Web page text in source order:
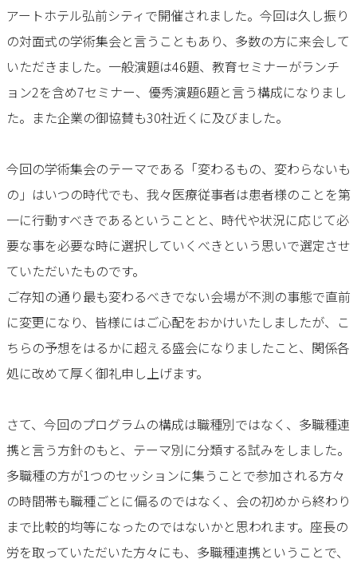
アートホテル弘前シティで開催されました。今回は久し振り
の対面式の学術集会と言うこともあり、多数の方に来会して
いただきました。一般演題は46題、教育セミナーがランチ
ョン2を含め7セミナー、優秀演題6題と言う構成になりまし
た。また企業の御協賛も30社近くに及びました。
今回の学術集会のテーマである「変わるもの、変わらないも
の」はいつの時代でも、我々医療従事者は患者様のことを第
一に行動すべきであるということと、時代や状況に応じて必
要な事を必要な時に選択していくべきという思いで選定させ
ていただいたものです。
ご存知の通り最も変わるべきでない会場が不測の事態で直前
に変更になり、皆様にはご心配をおかけいたしましたが、こ
ちらの予想をはるかに超える盛会になりましたこと、関係各
処に改めて厚く御礼申し上げます。
さて、今回のプログラムの構成は職種別ではなく、多職種連
携と言う方針のもと、テーマ別に分類する試みをしました。
多職種の方が1つのセッションに集うことで参加される方々
の時間帯も職種ごとに偏るのではなく、会の初めから終わり
まで比較的均等になったのではないかと思われます。座長の
労を取っていただいた方々にも、多職種連携ということで、